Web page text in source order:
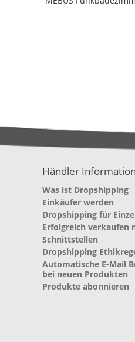
Händler
Was ist Dropshipping
Einkäufer werden
Dropshipping für
Erfolgreich verkaufen
Schnittstellen
Dropshipping
Automatische E-Mail
bei neuen Produkten
Produkte abonnieren